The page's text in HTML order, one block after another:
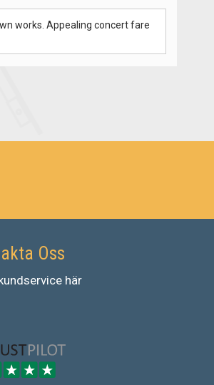
works. Appealing concert fare
Oss
här